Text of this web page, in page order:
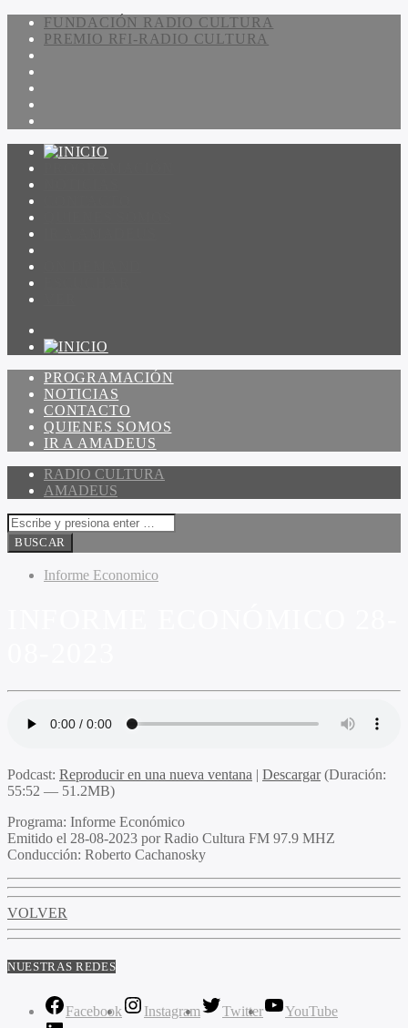
FUNDACIÓN RADIO CULTURA
PREMIO RFI-RADIO CULTURA
PROGRAMACIÓN
NOTICIAS
CONTACTO
QUIENES SOMOS
IR A AMADEUS
RADIO CULTURA
AMADEUS
Informe Economico
Podcast: Reproducir en una nueva ventana | Descargar(Duración:
55:52 — 51.2MB)
Programa: Informe Económico
Emitido el 28-08-2023 por Radio Cultura FM 97.9 MHZ
Conducción: Roberto Cachanosky
VOLVER
NUESTRAS REDES
Facebook Instagram Twitter
YouTube